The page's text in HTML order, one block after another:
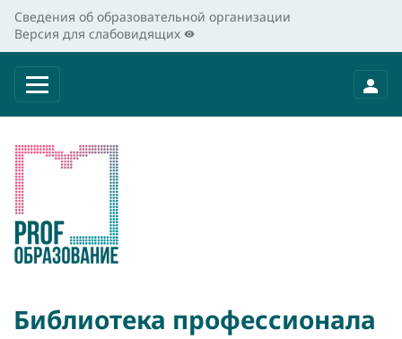
Сведения об образовательной организации
Версия для слабовидящих
Библиотека профессионала